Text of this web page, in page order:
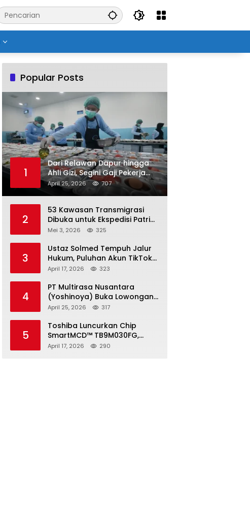
Popular Posts
1
Dari Relawan Dapur hingga
Ahli Gizi, Segini Gaji Pekerja
Program MBG yang Kini Serap
Hampir Sejuta Tenaga Kerja
April 25, 2026 707
2
53 Kawasan Transmigrasi
Dibuka untuk Ekspedisi Patriot
2026, Pendaftaran Ditutup 21
Mei 3, 2026 325
3
Ustaz Solmed Tempuh Jalur
Hukum, Puluhan Akun TikTok
dan Instagram Dilaporkan
April 17, 2026 323
4
PT Multirasa Nusantara
(Yoshinoya) Buka Lowongan
Operator Warehouse 2026,
April 25, 2026 317
5
Toshiba Luncurkan Chip
SmartMCD™ TB9M030FG,
Solusi Motor Otomotif Tanpa
April 17, 2026 290